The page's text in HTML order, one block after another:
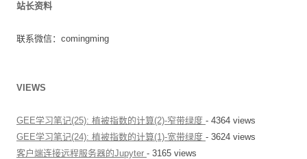
站长资料
联系微信：comingming
VIEWS
GEE学习笔记(25): 植被指数的计算(2)-窄带绿度 - 4364 views
GEE学习笔记(24): 植被指数的计算(1)-宽带绿度 - 3624 views
客户端连接远程服务器的Jupyter - 3165 views